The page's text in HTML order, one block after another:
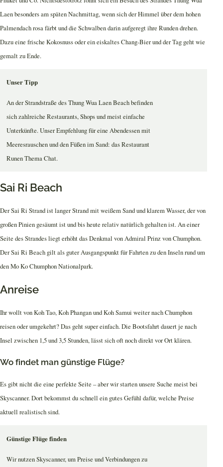
Laen besonders am späten Nachmittag, wenn sich der Himmel über dem hohen
Palmendach rosa färbt und die Schwalben darin aufgeregt ihre Runden drehen.
Dazu eine frische Kokosnuss oder ein eiskaltes Chang-Bier und der Tag geht wie
gemalt zu Ende.
Unser Tipp
An der Strandstraße des Thung Wua Laen Beach befinden
sich zahlreiche Restaurants, Shops und meist einfache
Unterkünfte. Unser Empfehlung für eine Abendessen mit
Meeresrauschen und den Füßen im Sand: das Restaurant
Runen Thema Chat.
Sai Ri Beach
Der Sai Ri Strand ist langer Strand mit weißem Sand und klarem Wasser, der von
großen Pinien gesäumt ist und bis heute relativ natürlich gehalten ist. An einer
Seite des Strandes liegt erhöht das Denkmal von Admiral Prinz von Chumphon.
Der Sai Ri Beach gilt als guter Ausgangspunkt für Fahrten zu den Inseln rund um
den Mo Ko Chumphon Nationalpark.
Anreise
Ihr wollt von Koh Tao, Koh Phangan und Koh Samui weiter nach Chumphon
reisen oder umgekehrt? Das geht super einfach. Die Bootsfahrt dauert je nach
Insel zwischen 1,5 und 3,5 Stunden, lässt sich oft noch direkt vor Ort klären.
Wo findet man günstige Flüge?
Es gibt nicht die eine perfekte Seite – aber wir starten unsere Suche meist bei
Skyscanner. Dort bekommst du schnell ein gutes Gefühl dafür, welche Preise
aktuell realistisch sind.
Günstige Flüge finden
Wir nutzen Skyscanner, um Preise und Verbindungen zu